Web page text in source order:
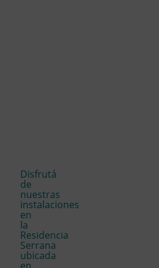
Disfrutá
de
nuestras
instalaciones
en
la
Residencia
Serrana
ubicada